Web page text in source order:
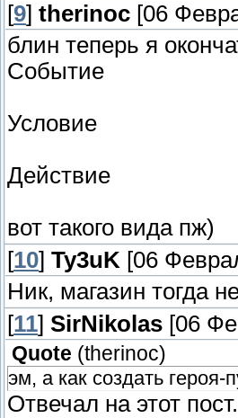
[9] therinoc [06
блин теперь я
Событие
Условие
Действие
вот такого вида пж)
[10] Ty3uK [06
Ник, магазин тогда
[11] SirNikolas [06
Quote (therinoc)
эм, а как создать
Отвечал на этот пост.